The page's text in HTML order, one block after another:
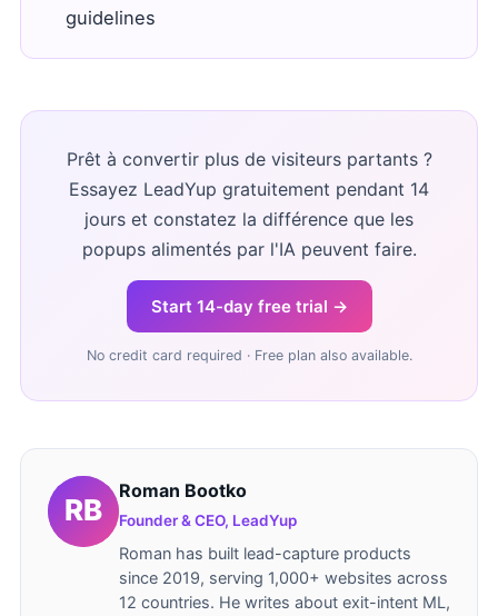
guidelines
Prêt à convertir plus de visiteurs partants ?
Essayez LeadYup gratuitement pendant 14
jours et constatez la différence que les
popups alimentés par l'IA peuvent faire.
Start 14-day free trial →
No credit card required · Free plan also available.
Roman Bootko
Founder & CEO, LeadYup
Roman has built lead-capture products
since 2019, serving 1,000+ websites across
12 countries. He writes about exit-intent ML,